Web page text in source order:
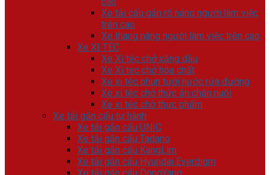
Xe tải cẩu gắn rổ nâng người làm việc
trên cao
Xe thang nâng người làm việc trên cao
Xe XI TÉC
Xe Xi téc chở xăng dầu
Xe Xi tec chở hóa chất
Xe xi téc phun tưới nước rửa đường
Xe xi téc chở thức ăn chăn nuôi
Xe xi téc chở thực phẩm
Xe tải gắn cẩu tự hành
Xe tải gắn cẩu UNIC
Xe tải gắn cẩu Tadano
Xe tải gắn cẩu KangLim
Xe tải gắn cẩu Hyundai Everdigm